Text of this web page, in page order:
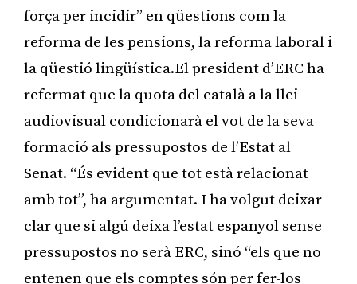
força per incidir” en qüestions com la
reforma de les pensions, la reforma laboral i
la qüestió lingüística.El president d’ERC ha
refermat que la quota del català a la llei
audiovisual condicionarà el vot de la seva
formació als pressupostos de l’Estat al
Senat. “És evident que tot està relacionat
amb tot”, ha argumentat. I ha volgut deixar
clar que si algú deixa l’estat espanyol sense
pressupostos no serà ERC, sinó “els que no
entenen que els comptes són per fer-los